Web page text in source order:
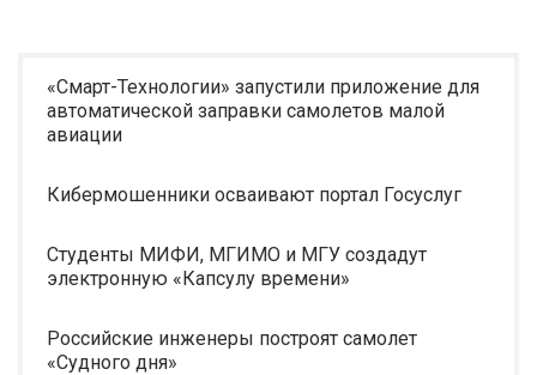
«Смарт-Технологии» запустили приложение для
автоматической заправки самолетов малой
авиации
Кибермошенники осваивают портал Госуслуг
Студенты МИФИ, МГИМО и МГУ создадут
электронную «Капсулу времени»
Российские инженеры построят самолет
«Судного дня»